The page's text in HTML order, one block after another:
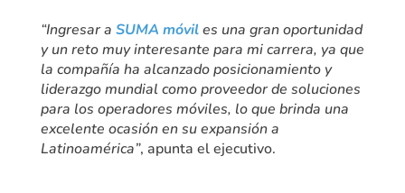
“Ingresar a SUMA móviles una gran oportunidad
y un reto muy interesante para mi carrera, ya que
la compañía ha alcanzado posicionamiento y
liderazgo mundial como proveedor de soluciones
para los operadores móviles, lo que brinda una
excelente ocasión en su expansión a
Latinoamérica”, apunta el ejecutivo.